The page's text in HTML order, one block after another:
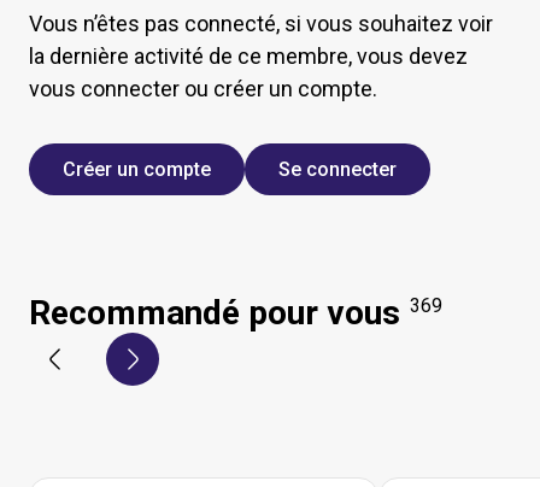
Vous n’êtes pas connecté, si vous souhaitez voir
la dernière activité de ce membre, vous devez
vous connecter ou créer un compte.
Créer un compte Se connecter
Recommandé pour vous 369